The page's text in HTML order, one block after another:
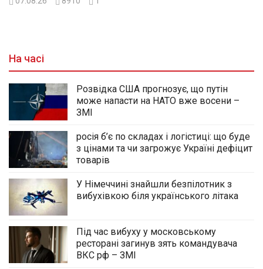
На часі
Розвідка США прогнозує, що путін
може напасти на НАТО вже восени –
ЗМІ
росія б’є по складах і логістиці: що буде
з цінами та чи загрожує Україні дефіцит
товарів
У Німеччині знайшли безпілотник з
вибухівкою біля українського літака
Під час вибуху у московському
ресторані загинув зять командувача
ВКС рф – ЗМІ